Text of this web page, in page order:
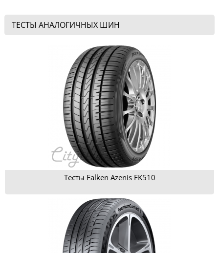
ТЕСТЫ АНАЛОГИЧНЫХ ШИН
Тесты Falken Azenis FK510